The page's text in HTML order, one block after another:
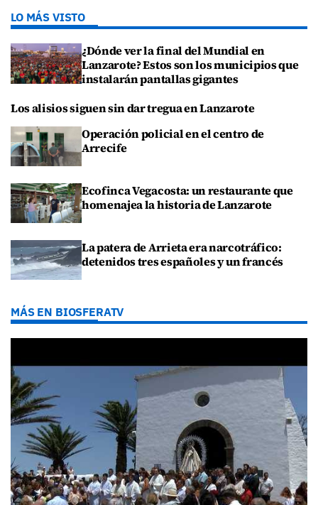
LO MÁS VISTO
¿Dónde ver la final del Mundial en
Lanzarote? Estos son los municipios que
instalarán pantallas gigantes
Los alisios siguen sin dar tregua en Lanzarote
Operación policial en el centro de
Arrecife
Ecofinca Vegacosta: un restaurante que
homenajea la historia de Lanzarote
La patera de Arrieta era narcotráfico:
detenidos tres españoles y un francés
MÁS EN BIOSFERATV